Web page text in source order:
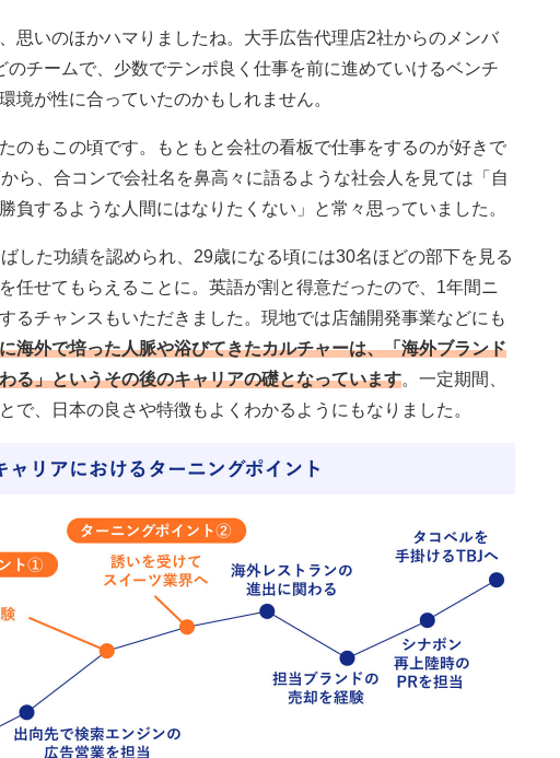
思いのほかハマりましたね。大手広告代理店2社からのメンバ
のチームで、少数でテンポ良く仕事を前に進めていけるベンチ
境が性に合っていたのかもしれません。
のもこの頃です。もともと会社の看板で仕事をするのが好きで
ら、合コンで会社名を鼻高々に語るような社会人を見ては「自
負するような人間にはなりたくない」と常々思っていました。
した功績を認められ、29歳になる頃には30名ほどの部下を見る
任せてもらえることに。英語が割と得意だったので、1年間ニ
るチャンスもいただきました。現地では店舗開発事業などにも
海外で培った人脈や浴びてきたカルチャーは、「海外ブランド
る」というその後のキャリアの礎となっています。一定期間、
で、日本の良さや特徴もよくわかるようにもなりました。